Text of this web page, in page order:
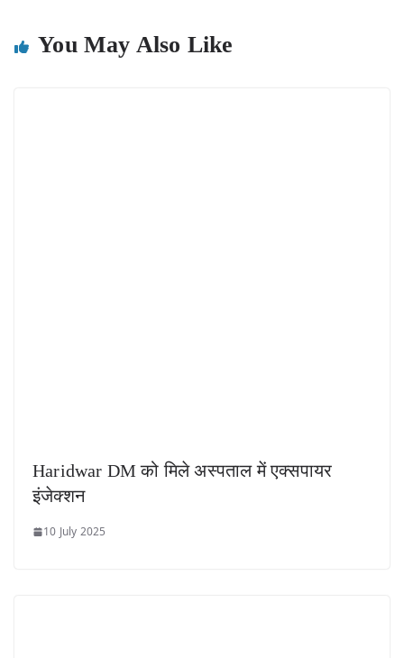
You May Also Like
Haridwar DM को मिले अस्पताल में एक्सपायर
इंजेक्शन
10 July 2025